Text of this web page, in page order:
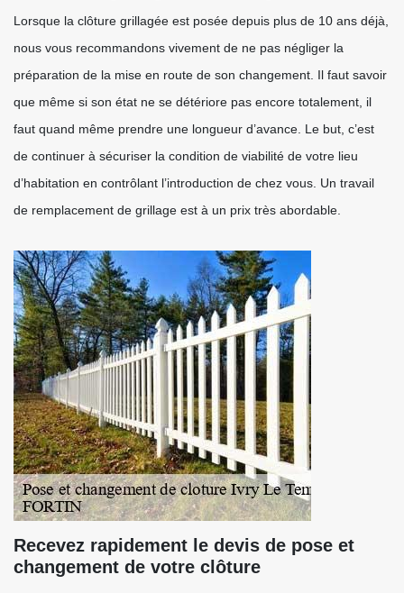
Lorsque la clôture grillagée est posée depuis plus de 10 ans déjà,
nous vous recommandons vivement de ne pas négliger la
préparation de la mise en route de son changement. Il faut savoir
que même si son état ne se détériore pas encore totalement, il
faut quand même prendre une longueur d’avance. Le but, c’est
de continuer à sécuriser la condition de viabilité de votre lieu
d’habitation en contrôlant l’introduction de chez vous. Un travail
de remplacement de grillage est à un prix très abordable.
Recevez rapidement le devis de pose et
changement de votre clôture